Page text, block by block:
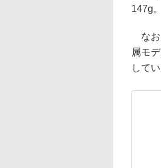
147g。
なお
属モ
してい